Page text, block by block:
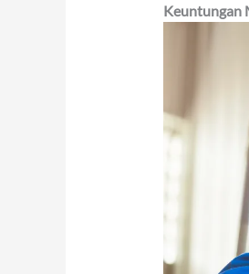
Keuntungan